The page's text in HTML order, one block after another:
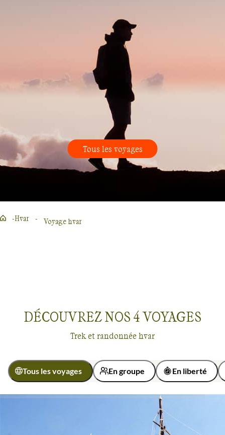
Tous les voyages
Hvar Voyage hvar
DÉCOUVREZ NOS 4VOYAGES
Trek et randonnée hvar
Tous les voyages En groupe En liberté